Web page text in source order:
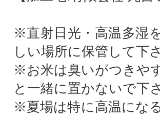
※直射日光・高温多湿
しい場所に保管して下さ
※お米は臭いがつきや
と一緒に置かないで下
※夏場は特に高温にな